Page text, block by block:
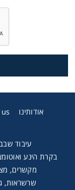
אודותינו
עיבוד
בקרת הינע
מקשרים,
שרשראות,